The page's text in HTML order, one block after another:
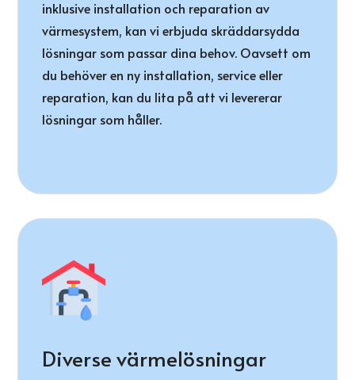
inklusive installation och reparation av
värmesystem, kan vi erbjuda skräddarsydda
lösningar som passar dina behov. Oavsett om
du behöver en ny installation, service eller
reparation, kan du lita på att vi levererar
lösningar som håller.
Diverse värmelösningar